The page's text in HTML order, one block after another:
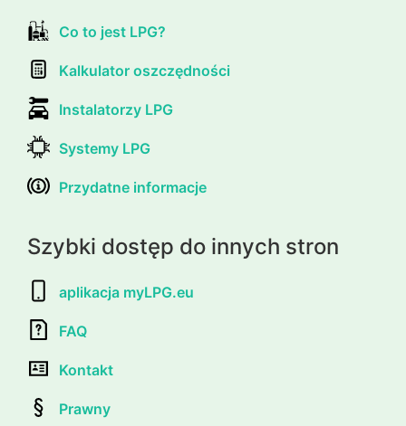
Co to jest LPG?
Kalkulator oszczędności
Instalatorzy LPG
Systemy LPG
Przydatne informacje
Szybki dostęp do innych stron
aplikacja myLPG.eu
FAQ
Kontakt
Prawny